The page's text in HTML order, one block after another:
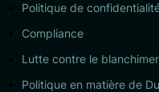
Politique de
Compliance
Lutte contre le
Politique en matière de